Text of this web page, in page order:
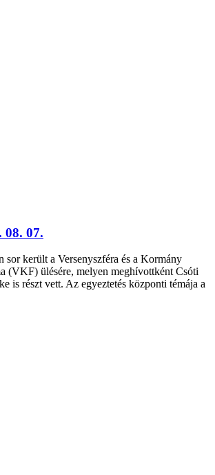
08. 07.
sor került a Versenyszféra és a Kormány
(VKF) ülésére, melyen meghívottként Csóti
is részt vett. Az egyeztetés központi témája a